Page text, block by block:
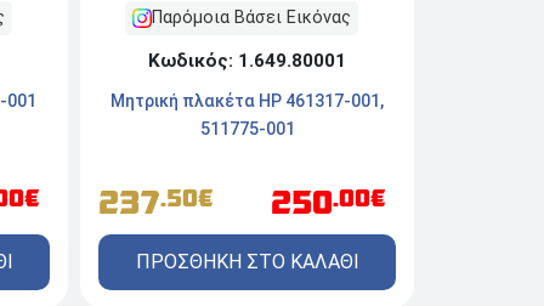
001
Παρόμοια Βάσει Εικόνας
Κωδικός: 1.649.80001
Μητρική πλακέτα HP 461317-001,
511775-001
237.50€ 250.00€
ΠΡΟΣΘΗΚΗ ΣΤΟ ΚΑΛΑΘΙ